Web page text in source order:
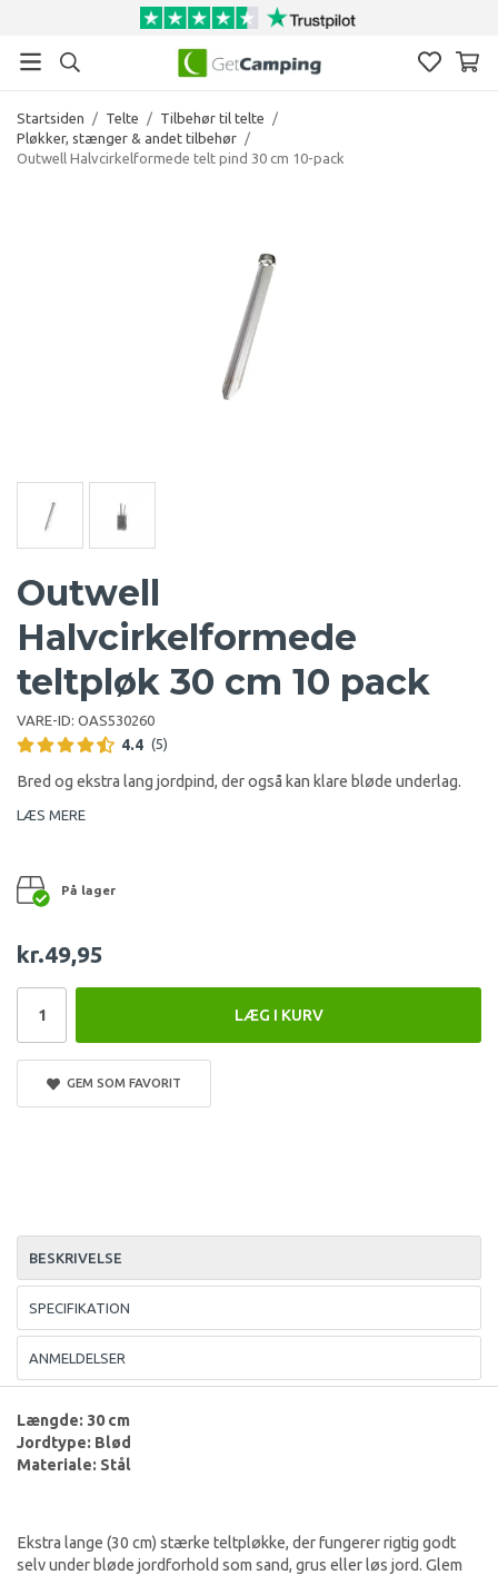
Startsiden / Telte / Tilbehør til telte
/
Pløkker, stænger & andet tilbehør /
Outwell Halvcirkelformede telt pind 30 cm 10-pack
Outwell
Halvcirkelformede
teltpløk 30 cm 10 pack
VARE-ID: OAS530260
4.4 (5)
Bred og ekstra lang jordpind, der også kan klare bløde underlag.
LÆS MERE
På lager
kr.49,95
LÆG I KURV
GEM SOM FAVORIT
BESKRIVELSE
SPECIFIKATION
ANMELDELSER
Længde: 30 cm
Jordtype: Blød
Materiale: Stål
Ekstra lange (30 cm) stærke teltpløkke, der fungerer rigtig godt
selv under bløde jordforhold som sand, grus eller løs jord. Glem